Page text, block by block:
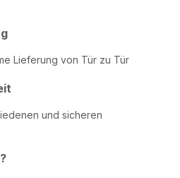
Lieferung von Tür zu Tür
und sicheren